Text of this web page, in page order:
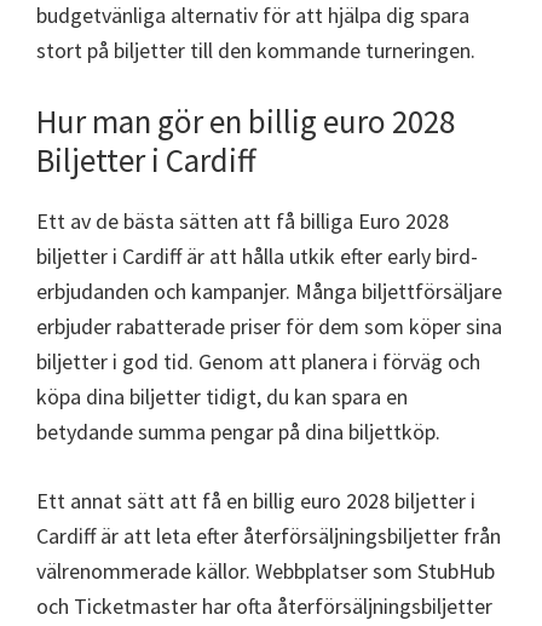
budgetvänliga alternativ för att hjälpa dig spara
stort på biljetter till den kommande turneringen.
Hur man gör en billig euro 2028
Biljetter i Cardiff
Ett av de bästa sätten att få billiga Euro 2028
biljetter i Cardiff är att hålla utkik efter early bird-
erbjudanden och kampanjer. Många biljettförsäljare
erbjuder rabatterade priser för dem som köper sina
biljetter i god tid. Genom att planera i förväg och
köpa dina biljetter tidigt, du kan spara en
betydande summa pengar på dina biljettköp.
Ett annat sätt att få en billig euro 2028 biljetter i
Cardiff är att leta efter återförsäljningsbiljetter från
välrenommerade källor. Webbplatser som StubHub
och Ticketmaster har ofta återförsäljningsbiljetter